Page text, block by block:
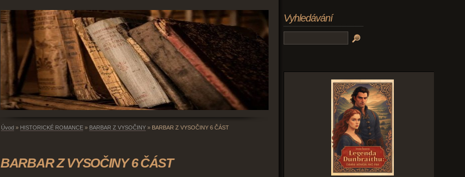
Úvod » HISTORICKÉ ROMANCE » BARBAR Z VYSOČINY » BARBAR Z VYSOČINY 6 ČÁST
BARBAR Z VYSOČINY 6 ČÁST
Vyhledávání